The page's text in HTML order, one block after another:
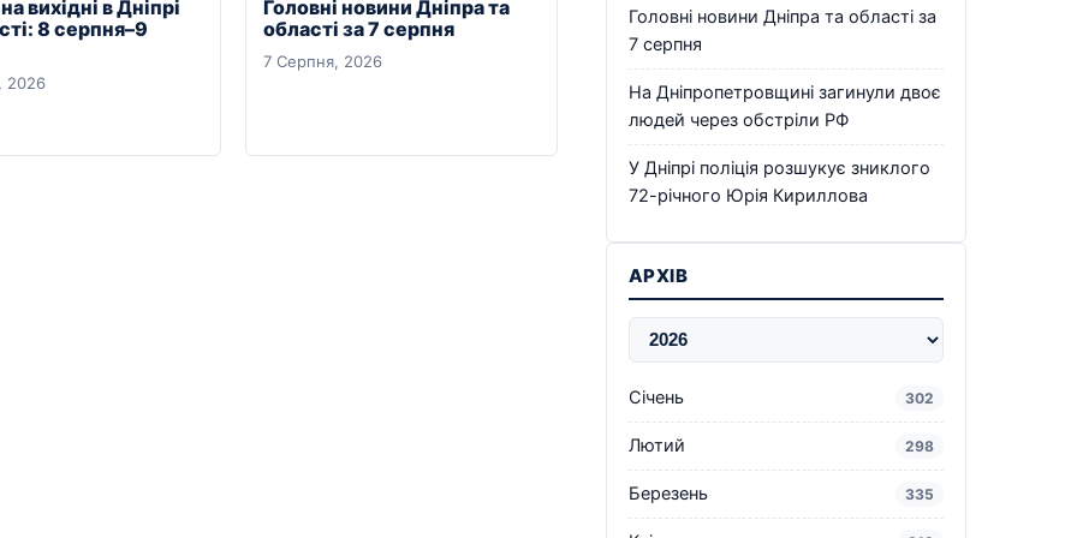
вихідні в Дніпрі
8 серпня–9
2026
Головні новини Дніпра та
області за 7 серпня
7 Серпня, 2026
Головні новини Дніпра та області за
7 серпня
На Дніпропетровщині загинули двоє
людей через обстріли РФ
У Дніпрі поліція розшукує зниклого
72-річного Юрія Кириллова
АРХІВ
Січень 302
Лютий 298
Березень 335